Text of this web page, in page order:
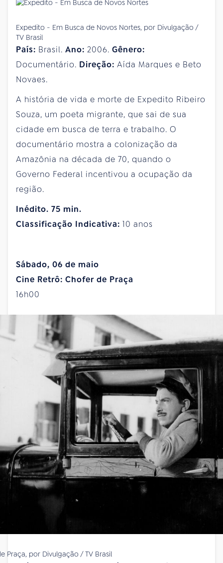
Expedito - Em Busca de Novos Nortes, por Divulgação /
TV Brasil
País: Brasil. Ano: 2006. Gênero:
Documentário. Direção: Aída Marques e Beto
Novaes.
A história de vida e morte de Expedito Ribeiro
Souza, um poeta migrante, que sai de sua
cidade em busca de terra e trabalho. O
documentário mostra a colonização da
Amazônia na década de 70, quando o
Governo Federal incentivou a ocupação da
região.
Inédito. 75 min.
Classificação Indicativa: 10 anos
Sábado, 06 de maio
Cine Retrô: Chofer de Praça
16h00
Praça, por Divulgação / TV Brasil